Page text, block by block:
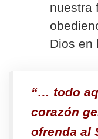
nuestra
Dios en
“… todo
corazón
ofrenda al